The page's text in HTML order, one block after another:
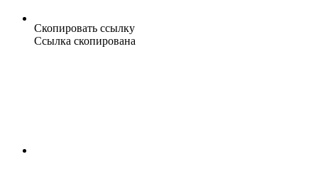
Скопировать ссылку
Ссылка скопирована